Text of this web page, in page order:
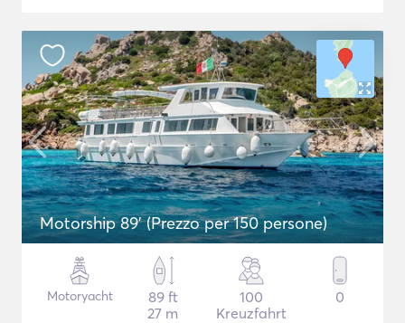
Motorship 89' (Prezzo per 150 persone)
Motoryacht
89 ft
27 m
100
Kreuzfahrt
0